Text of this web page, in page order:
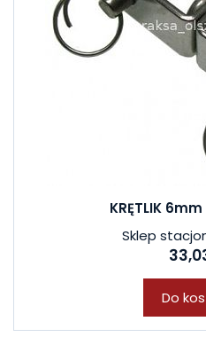
KRĘTLIK
Sklep
Do